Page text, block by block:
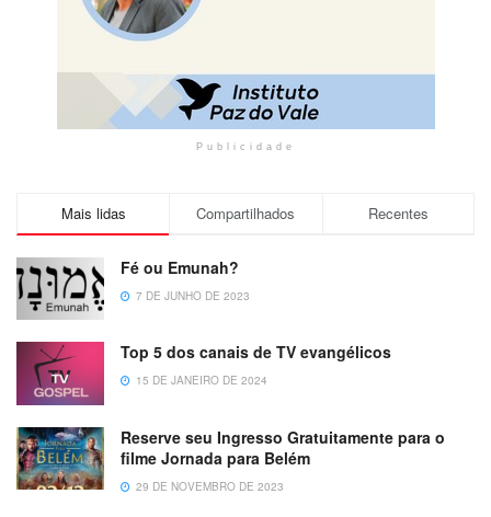
Publicidade
Mais lidas Compartilhados Recentes
Fé ou Emunah?
7 DE JUNHO DE 2023
Top 5 dos canais de TV evangélicos
15 DE JANEIRO DE 2024
Reserve seu Ingresso Gratuitamente para o
filme Jornada para Belém
29 DE NOVEMBRO DE 2023